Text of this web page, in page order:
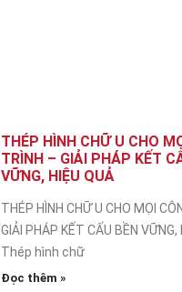
THÉP HÌNH CHỮ U CHO
TRÌNH – GIẢI PHÁP KẾT
VỮNG, HIỆU QUẢ
THÉP HÌNH CHỮ U CHO MỌI
GIẢI PHÁP KẾT CẤU BỀN VỮNG,
Thép hình chữ
Đọc thêm »